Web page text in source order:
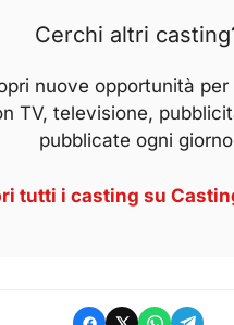
Cerchi altri
nuove opportunità per
TV, televisione,
pubblicate ogni
tutti i casting su